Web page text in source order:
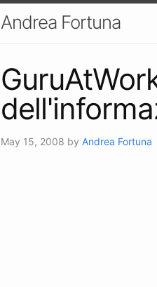
Andrea Fortuna
May 15, 2008 by Andrea Fortuna